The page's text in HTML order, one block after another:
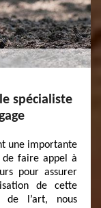
spécialiste
une importante
de faire appel à
pour assurer
de cette
de l’art, nous